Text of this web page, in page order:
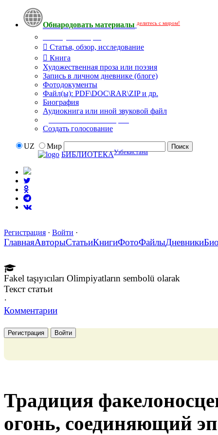
Обнародовать материалы делитесь с миром!
Статья, обзор, исследование
Книга
Художественная проза или поэзия
Запись в личном дневнике (блоге)
Фотодокументы
Файл(ы): PDF\DOC\RAR\ZIP и др.
Биография
Аудиокнига или иной звуковой файл
Создать голосование
UZ
Мир
БИБЛИОТЕКАУзбекистана
Регистрация · Войти ·
ГлавнаяАвторыСтатьиКнигиФотоФайлыДневники
Fakel taşıyıcıları Olimpiyatların sembolü olarak
Текст статьи
·
Комментарии
Регистрация Войти
Традиция
огонь, соединяющий